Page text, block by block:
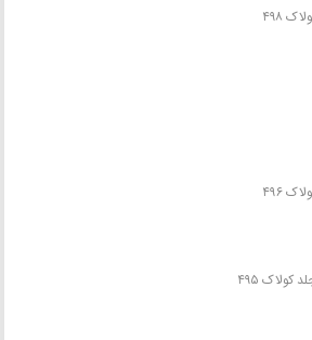
۴۹۸
۴۹۶
۴۹۵